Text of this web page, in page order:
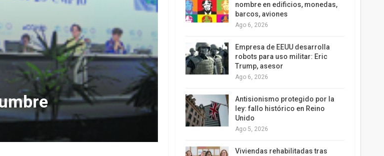
nombre en edificios, monedas,
barcos, aviones
Ago 6, 2026
Empresa de EEUU desarrolla
robots para uso militar: Eric
Trump, asesor
Ago 6, 2026
Antisionismo protegido por la
ley: fallo histórico en Reino
Unido
Ago 5, 2026
Viviendas rehabilitadas tras